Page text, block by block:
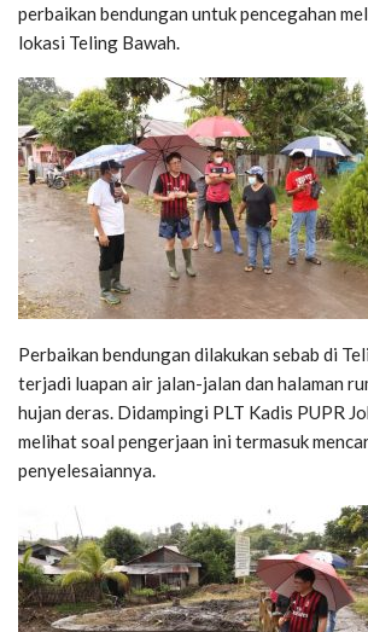
perbaikan bendungan untuk pencegahan
lokasi Teling Bawah.
Perbaikan bendungan dilakukan sebab di
terjadi luapan air jalan-jalan dan halaman
hujan deras. Didampingi PLT Kadis PUPR
melihat soal pengerjaan ini termasuk
penyelesaiannya.